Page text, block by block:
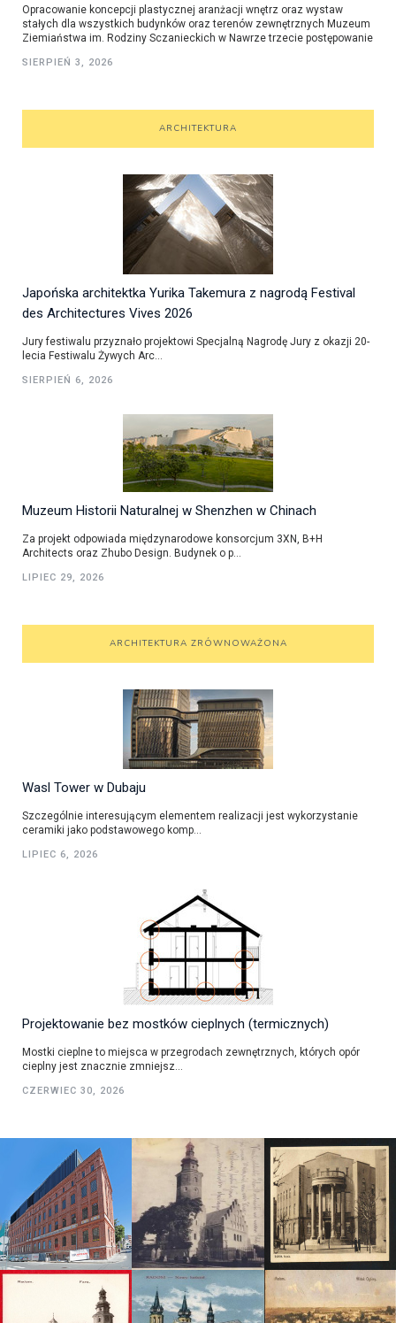
Opracowanie koncepcji plastycznej aranżacji wnętrz oraz wystaw
stałych dla wszystkich budynków oraz terenów zewnętrznych Muzeum
Ziemiaństwa im. Rodziny Sczanieckich w Nawrze trzecie postępowanie
SIERPIEŃ 3, 2026
ARCHITEKTURA
Japońska architektka Yurika Takemura z nagrodą Festival
des Architectures Vives 2026
Jury festiwalu przyznało projektowi Specjalną Nagrodę Jury z okazji 20-
lecia Festiwalu Żywych Arc...
SIERPIEŃ 6, 2026
Muzeum Historii Naturalnej w Shenzhen w Chinach
Za projekt odpowiada międzynarodowe konsorcjum 3XN, B+H
Architects oraz Zhubo Design. Budynek o p...
LIPIEC 29, 2026
ARCHITEKTURA ZRÓWNOWAŻONA
Wasl Tower w Dubaju
Szczególnie interesującym elementem realizacji jest wykorzystanie
ceramiki jako podstawowego komp...
LIPIEC 6, 2026
Projektowanie bez mostków cieplnych (termicznych)
Mostki cieplne to miejsca w przegrodach zewnętrznych, których opór
cieplny jest znacznie zmniejsz...
CZERWIEC 30, 2026